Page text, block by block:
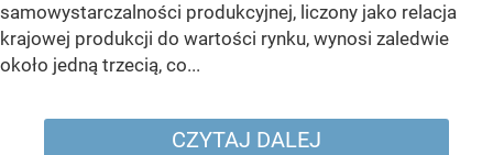
samowystarczalności produkcyjnej, liczony jako relacja
krajowej produkcji do wartości rynku, wynosi zaledwie
około jedną trzecią, co...
CZYTAJ DALEJ